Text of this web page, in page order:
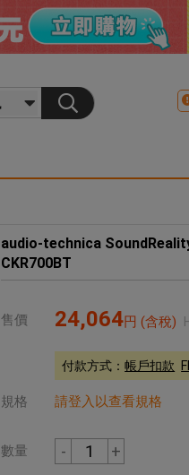
audio-technica
CKR700BT
售價 24,064円(含稅)
付款方式：帳戶扣款
規格 請登入以查看規格
數量 - +